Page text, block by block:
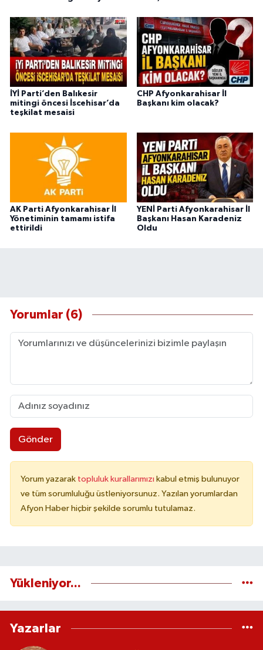
İYİ Parti’den Balıkesir
mitingi öncesi İscehisar’da
teşkilat mesaisi
CHP Afyonkarahisar İl
Başkanı kim olacak?
AK Parti Afyonkarahisar İl
Yönetiminin tamamı istifa
ettirildi
YENİ Parti Afyonkarahisar İl
Başkanı Hasan Karadeniz
Oldu
Yorumlar (6)
Gönder
Yorum yazarak topluluk kurallarımızı kabul etmiş bulunuyor
ve tüm sorumluluğu üstleniyorsunuz. Yazılan yorumlardan
Afyon Haber hiçbir şekilde sorumlu tutulamaz.
Yükleniyor...
Yazarlar